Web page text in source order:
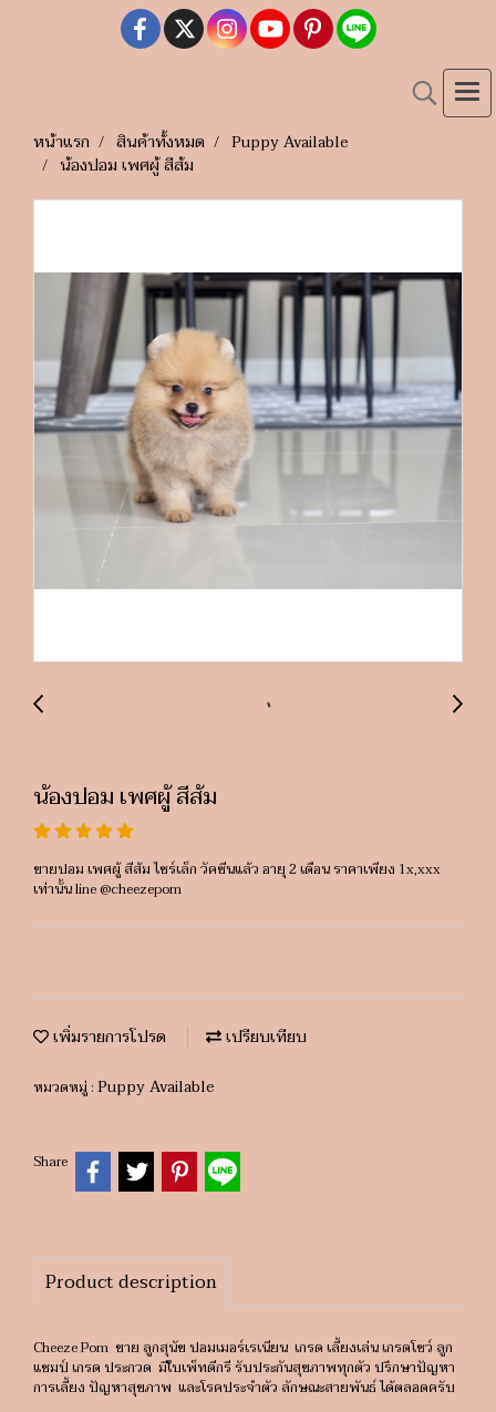
หน้าแรก สินค้าทั้งหมด
Puppy Available
น้องปอม เพศผู้ สีส้ม
น้องปอม เพศผู้ สีส้ม
ขายปอม เพศผู้ สีส้ม ไซร์เล็ก วัคซีนแล้ว อายุ 2 เดือน ราคาเพียง 1x,xxx
เท่านั้น line @cheezepom
เพิ่มรายการโปรด เปรียบเทียบ
หมวดหมู่ : Puppy Available
Share
Product description
Cheeze Pom ขาย ลูกสุนัข ปอมเมอร์เรเนียน เกรด เลี้ยงเล่น เกรดโชว์ ลูก
แชมป์ เกรด ประกวด มีใบเพ็ทดีกรี รับประกันสุขภาพทุกตัว ปรึกษาปัญหา
การเลี้ยง ปัญหาสุขภาพ และโรคประจำตัว ลักษณะสายพันธ์ ได้ตลอดครับ